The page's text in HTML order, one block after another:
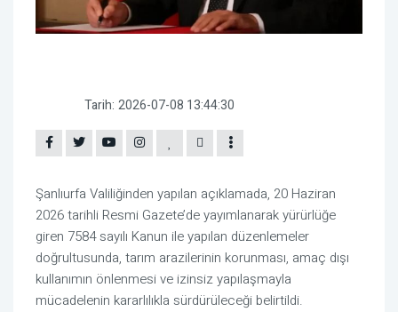
Tarih: 2026-07-08 13:44:30
Şanlıurfa Valiliğinden yapılan açıklamada, 20 Haziran
2026 tarihli Resmi Gazete’de yayımlanarak yürürlüğe
giren 7584 sayılı Kanun ile yapılan düzenlemeler
doğrultusunda, tarım arazilerinin korunması, amaç dışı
kullanımın önlenmesi ve izinsiz yapılaşmayla
mücadelenin kararlılıkla sürdürüleceği belirtildi.